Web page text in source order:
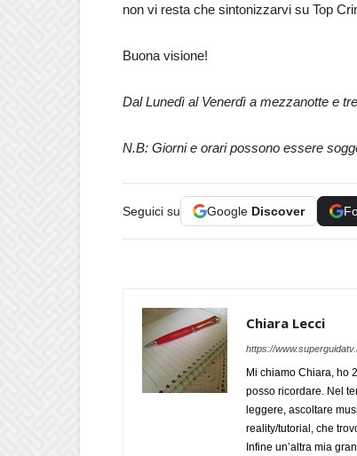
non vi resta che sintonizzarvi su Top
Buona visione!
Dal Lunedì al Venerdì a mezzanotte e
N.B: Giorni e orari possono essere
Seguici su Google Discover
Chiara Lecci
https://
Mi chiamo Chiara, ho
posso ricordare. Nel
leggere, ascoltare
reality/tutorial, che
Infine un’altra mia